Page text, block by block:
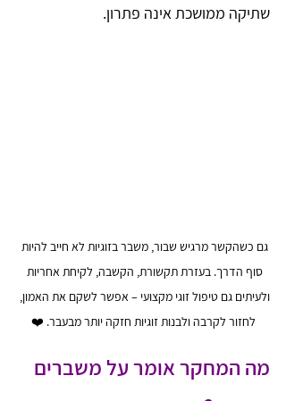
שתיקה ממושכת אינה פתרון.
גם כשהקשר מרגיש שבור, משבר בזוגיות לא חייב להיות
סוף הדרך. בעזרת תקשורת, הקשבה, לקיחת אחריות
ולעיתים גם טיפול זוגי מקצועי – אפשר לשקם את האמון,
לחזור לקרבה ולבנות זוגיות חזקה יותר מבעבר. ❤️
מה המחקר אומר על משברים